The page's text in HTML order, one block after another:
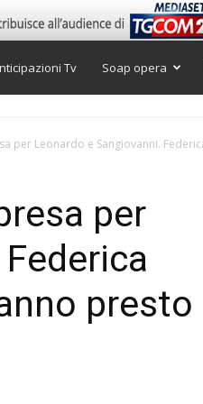
Tv Soap opera
per Leonardo e Sangiovanni.
per
presto